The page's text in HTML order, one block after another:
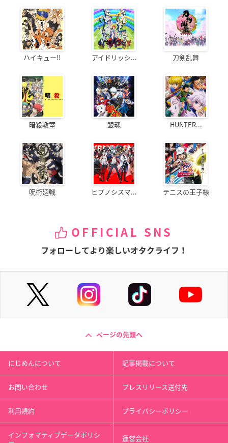
ハイキュー!! アイドリッシ... 刀剣乱舞
暗殺教室 銀魂 HUNTER...
呪術廻戦 ヒプノシスマ... テニスの王子様
OFFICIAL SNS
フォローしてより楽しいオタクライフ！
ページの先頭へ
にじめんについて 記事掲載について
お問い合わせ プレスリリース送付先
利用規約 プライバシーポリシー
インフォマティブデータポリシ 運営会社